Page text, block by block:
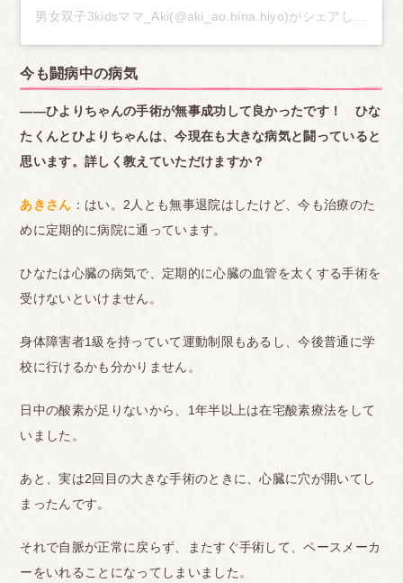
今も闘病中の病気
――ひよりちゃんの手術が無事成功して良かったです！ ひな
たくんとひよりちゃんは、今現在も大きな病気と闘っていると
思います。 詳しく教えていただけますか？
あきさん ：はい。2人とも無事退院はしたけど、今も治療のた
めに定期的に病院に通っています。
ひなたは心臓の病気で、定期的に心臓の血管を太くする手術を
受けないといけません。
身体障害者1級を持っていて運動制限もあるし、今後普通に学
校に行けるかも分かりません。
日中の酸素が足りないから、1年半以上は在宅酸素療法をして
いました。
あと、実は2回目の大きな手術のときに、心臓に穴が開いてし
まったんです。
それで自脈が正常に戻らず、またすぐ手術して、ペースメーカ
ーをいれることになってしまいました。